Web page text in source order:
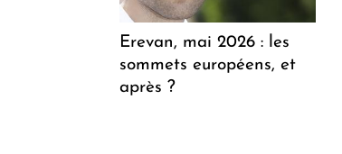
Erevan, mai 2026 : les
sommets européens, et
après ?